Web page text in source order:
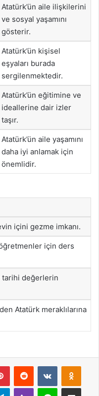
Atatürk’ün aile ilişkilerini
ve sosyal yaşamını
gösterir.
Atatürk’ün kişisel
eşyaları burada
sergilenmektedir.
Atatürk’ün eğitimine ve
ideallerine dair izler
taşır.
Atatürk’ün aile yaşamını
daha iyi anlamak için
önemlidir.
içini gezme imkanı.
için ders
tarihi değerlerin
Atatürk meraklılarına
PinterestReddit VKontakte
TelegramViber Line E-Posta ile